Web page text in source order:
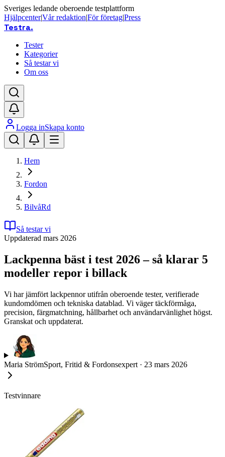
Sveriges ledande oberoende testplattform
Hjälpcenter|Vår redaktion|För företag|Press
Testra.
Tester
Kategorier
Så testar vi
Om oss
Logga inSkapa konto
Hem
Fordon
BilvåRd
Så testar vi
Uppdaterad mars 2026
Lackpenna bäst i test 2026 – så klarar 5
modeller repor i billack
Vi har jämfört lackpennor utifrån oberoende tester, verifierade
kundomdömen och tekniska datablad. Vi väger täckförmåga,
precision, färgmatchning, hållbarhet och användarvänlighet högst.
Granskat och uppdaterat.
Maria StrömSport, Fritid & Fordonsexpert · 23 mars 2026
Testvinnare